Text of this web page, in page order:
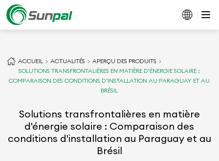
ACCUEIL ACTUALITÉS
APERÇU DES PRODUITS
SOLUTIONS TRANSFRONTALIÈRES EN MATIÈRE D'ÉNERGIE SOLAIRE :
COMPARAISON DES CONDITIONS D'INSTALLATION AU PARAGUAY ET AU
BRÉSIL
Solutions transfrontalières en matière
d'énergie solaire : Comparaison des
conditions d'installation au Paraguay et au
Brésil